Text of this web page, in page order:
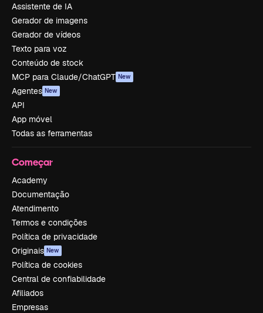
Assistente de IA
Gerador de imagens
Gerador de vídeos
Texto para voz
Conteúdo de stock
MCP para Claude/ChatGPT New
Agentes New
API
App móvel
Todas as ferramentas
Começar
Academy
Documentação
Atendimento
Termos e condições
Política de privacidade
Originais New
Política de cookies
Central de confiabilidade
Afiliados
Empresas